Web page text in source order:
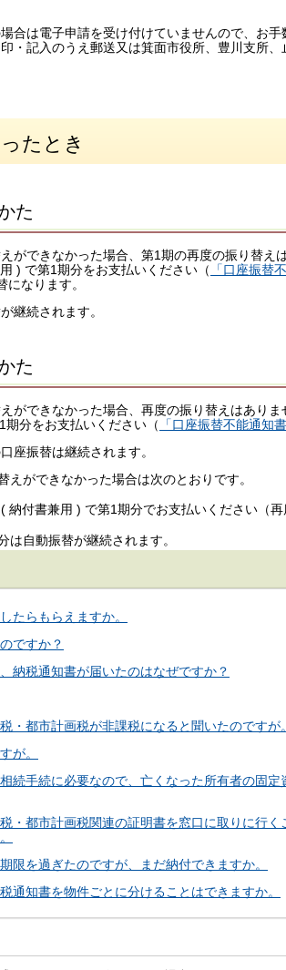
合は電子申請を受け付けていませんので、お
・記入のうえ郵送又は箕面市役所、豊川支所、
たとき
た
ができなかった場合、第1期の再度の振り替え
) で第1期分をお支払いください（
「口座振替
なります。
継続されます。
た
ができなかった場合、再度の振り替えはあり
分をお支払いください（
「口座振替不能通知
座振替は継続されます。
ができなかった場合は次のとおりです。
納付書兼用 ) で第1期分でお支払いください（再
自動振替が継続されます。
たらもらえますか。
ですか？
納税通知書が届いたのはなぜですか？
・都市計画税が非課税になると聞いたのですが。
が。
続手続に必要なので、亡くなった所有者の固
・都市計画税関連の証明書を窓口に取りに行
限を過ぎたのですが、まだ納付できますか。
通知書を物件ごとに分けることはできますか。